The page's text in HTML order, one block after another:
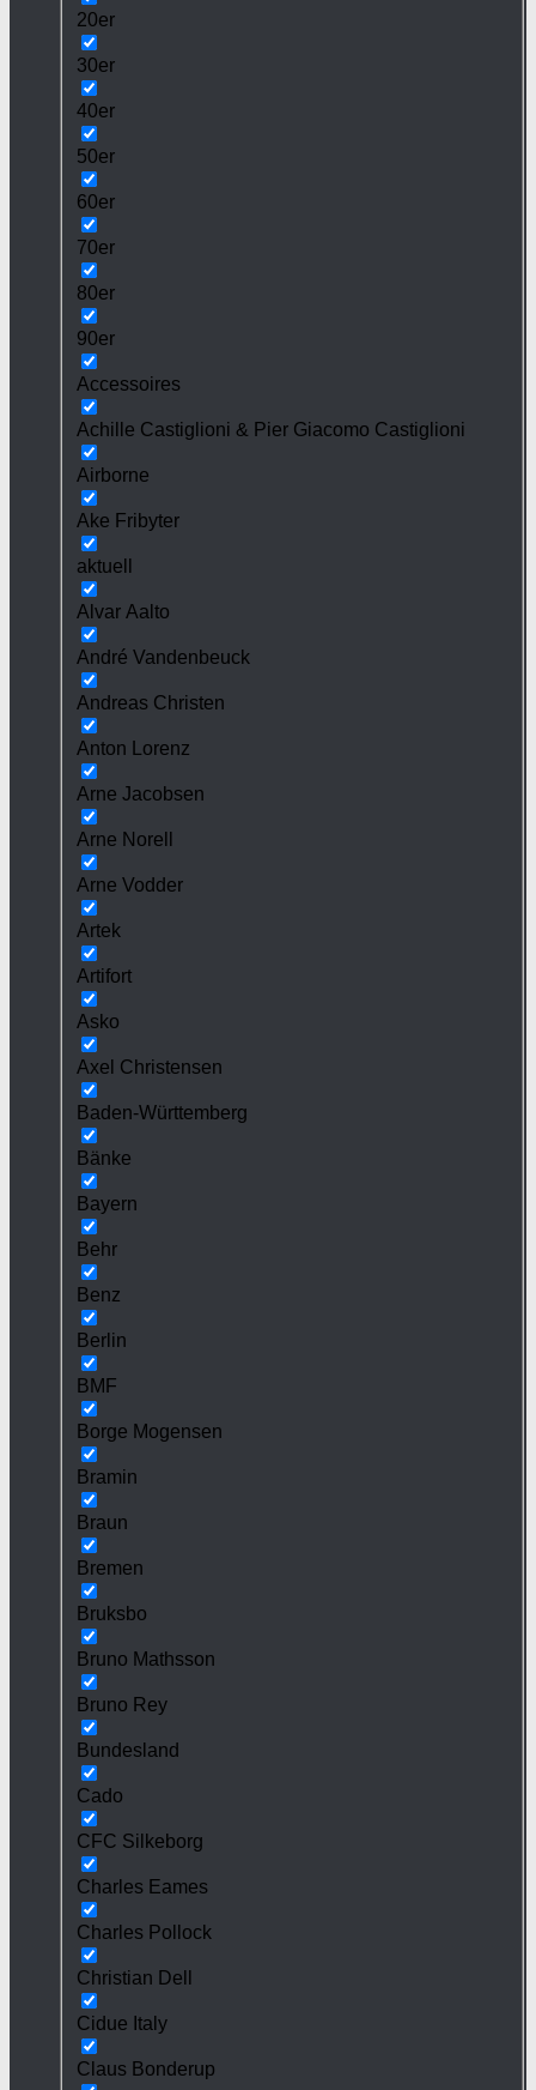
20er
30er
40er
50er
60er
70er
80er
90er
Accessoires
Achille Castiglioni & Pier Giacomo Castiglioni
Airborne
Ake Fribyter
aktuell
Alvar Aalto
André Vandenbeuck
Andreas Christen
Anton Lorenz
Arne Jacobsen
Arne Norell
Arne Vodder
Artek
Artifort
Asko
Axel Christensen
Baden-Württemberg
Bänke
Bayern
Behr
Benz
Berlin
BMF
Borge Mogensen
Bramin
Braun
Bremen
Bruksbo
Bruno Mathsson
Bruno Rey
Bundesland
Cado
CFC Silkeborg
Charles Eames
Charles Pollock
Christian Dell
Cidue Italy
Claus Bonderup